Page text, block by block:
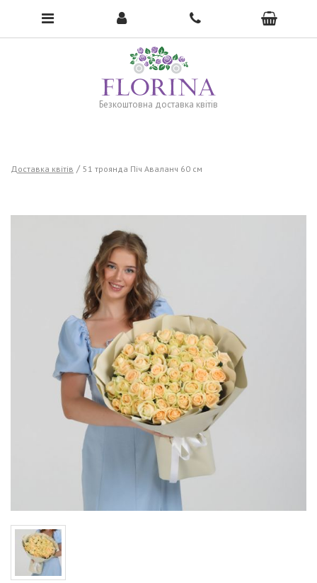
Безкоштовна доставка квітів
To open the menu, click here →
Доставка квітів 51 троянда Піч Аваланч 60 см